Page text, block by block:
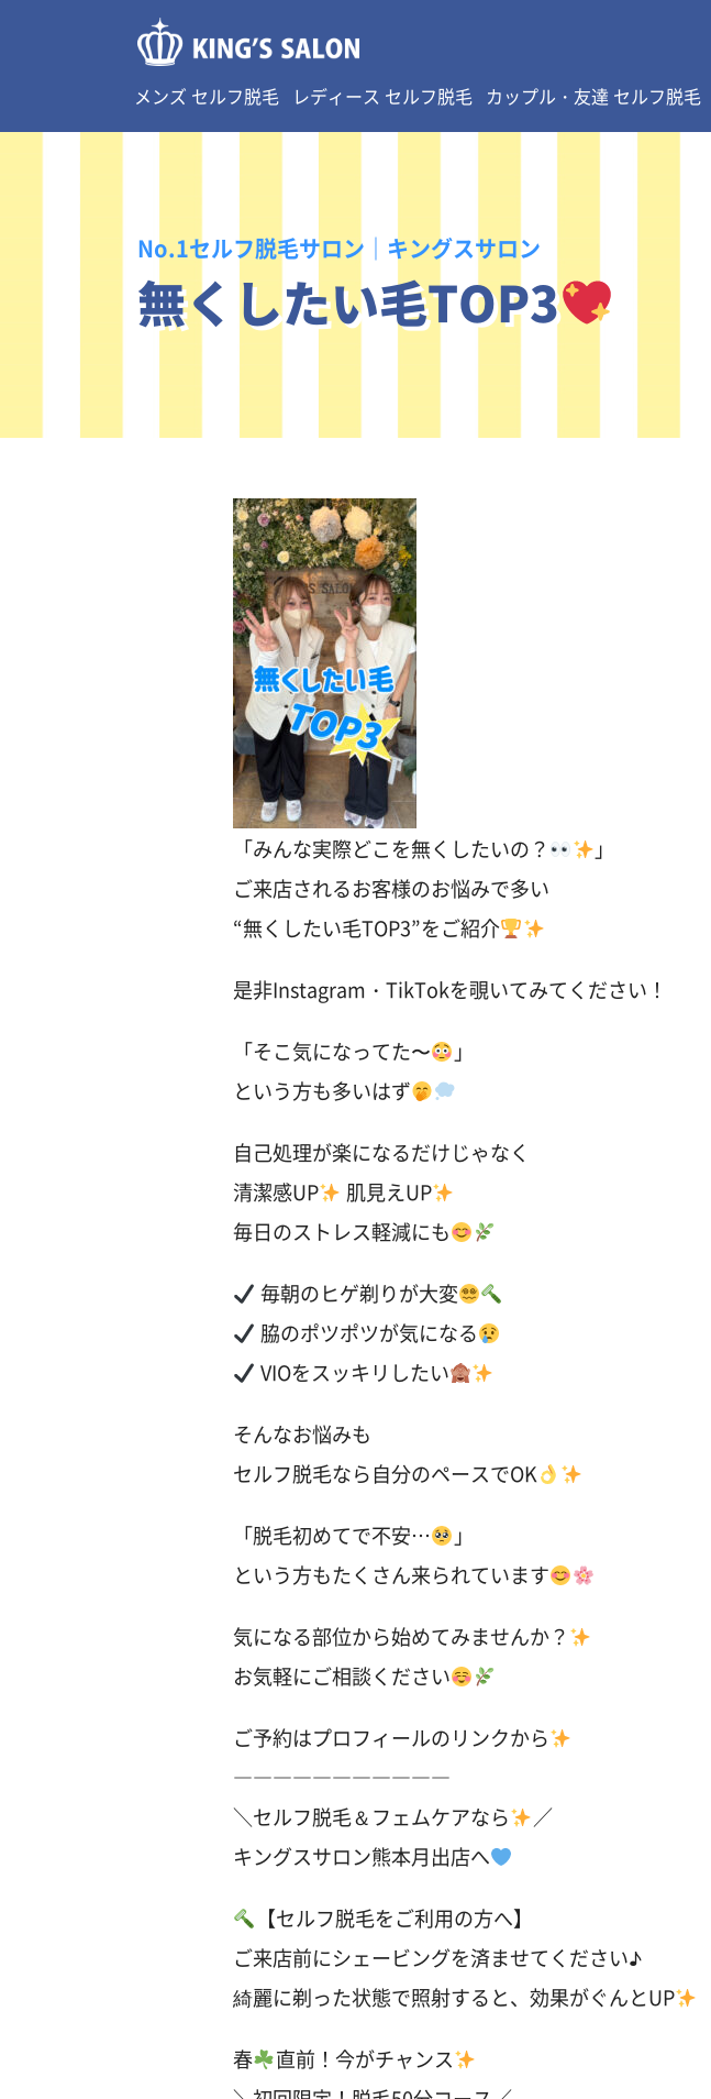
メンズ セルフ脱毛 レディース セルフ脱毛 カップル・友達 セルフ脱毛
No.1セルフ脱毛サロン｜キングスサロン
無くしたい毛TOP3
「みんな実際どこを無くしたいの？
」
ご来店されるお客様のお悩みで多い
“無くしたい毛TOP3”をご紹介
是非Instagram・TikTokを覗いてみてください！
「そこ気になってた〜
」
という方も多いはず
自己処理が楽になるだけじゃなく
清潔感UP
肌見えUP
毎日のストレス軽減にも
毎朝のヒゲ剃りが大変
脇のポツポツが気になる
VIOをスッキリしたい
そんなお悩みも
セルフ脱毛なら自分のペースでOK
「脱毛初めてで不安…
」
という方もたくさん来られています
気になる部位から始めてみませんか？
お気軽にご相談ください
ご予約はプロフィールのリンクから
―――――――――――
＼セルフ脱毛＆フェムケアなら
／
キングスサロン熊本月出店へ
【セルフ脱毛をご利用の方へ】
ご来店前にシェービングを済ませてください♪
綺麗に剃った状態で照射すると、効果がぐんとUP
春
直前！今がチャンス